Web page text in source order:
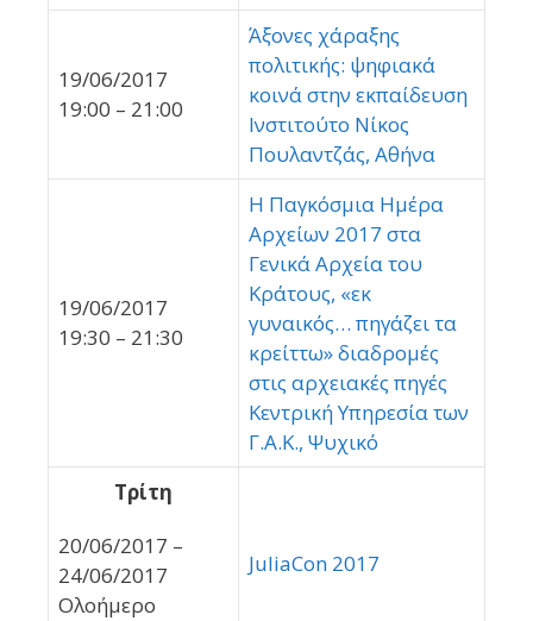
19/06/2017
19:00 – 21:00
Άξονες χάραξης
πολιτικής: ψηφιακά
κοινά στην εκπαίδευση
Ινστιτούτο Νίκος
Πουλαντζάς, Αθήνα
19/06/2017
19:30 – 21:30
Η Παγκόσμια Ημέρα
Αρχείων 2017 στα
Γενικά Αρχεία του
Κράτους, «εκ
γυναικός… πηγάζει τα
κρείττω» διαδρομές
στις αρχειακές πηγές
Κεντρική Υπηρεσία των
Γ.Α.Κ., Ψυχικό
Τρίτη
20/06/2017 –
24/06/2017
Ολοήμερο
JuliaCon 2017